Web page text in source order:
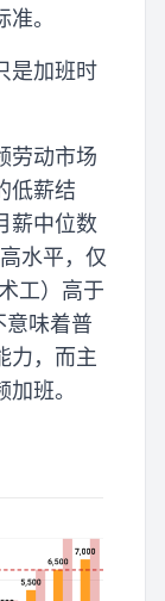
。
是加班时
劳动市场
低薪结
薪中位数
水平，仅
工）高于
意味着普
力，而主
班。